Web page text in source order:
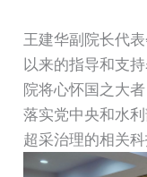
王建华副院长代
以来的指导和支
院将心怀国之大
落实党中央和水
超采治理的相关科